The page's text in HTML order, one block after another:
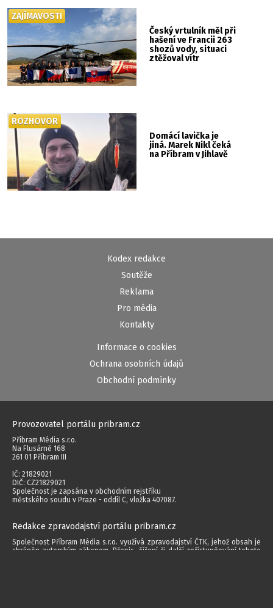
Český vrtulník měl při
hašení ve Francii 263
shozů vody, situaci
ztěžoval vítr
ZAJÍMAVOSTI
Domácí lavička je
jiná. Marek Nikl čeká
na Příbram v Jihlavě
ROZHOVOR
Kodex redakce
Soutěže
Reklama
Pro média
Kontakty
Informace o cookies
Ochrana osobních údajů
Obchodní podmínky
Provozovatel portálu pribram.cz
Příbram Média s.r.o.
Na Flusárně 168
261 01 Příbram III
IČ: 21829021
DIČ: CZ21829021
Společnost je zapsána v obchodním rejstříku
městského soudu v Praze - oddíl C, vložka 407087.
Redakce zpravodajství portálu pribram.cz
Společnost Příbram Média s.r.o. využívá zpravodajství ČTK, jehož obsah je
chráněn autorským zákonem. Přepis, šíření či další zpřístupňování tohoto